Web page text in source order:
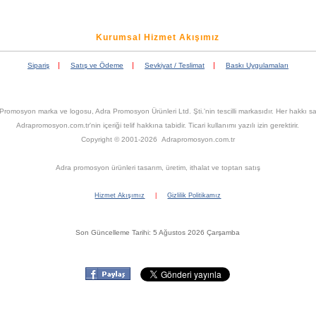
Kurumsal Hizmet Akışımız
Sipariş | Satış ve Ödeme | Sevkiyat / Teslimat | Baskı Uygulamaları
marka ve logosu, Adra Promosyon Ürünleri Ltd. Şti.'nin tescilli markasıdır. Her hakkı
Adrapromosyon.com.tr'nin içeriği telif hakkına tabidir. Ticari kullanımı yazılı izin gerektirir.
Copyright © 2001-2026 Adrapromosyon.com.tr
Adra promosyon ürünleri tasarım, üretim, ithalat ve toptan satış
Hizmet Akışımız Gizlilik Politikamız
Son Güncelleme Tarihi: 5 Ağustos 2026 Çarşamba